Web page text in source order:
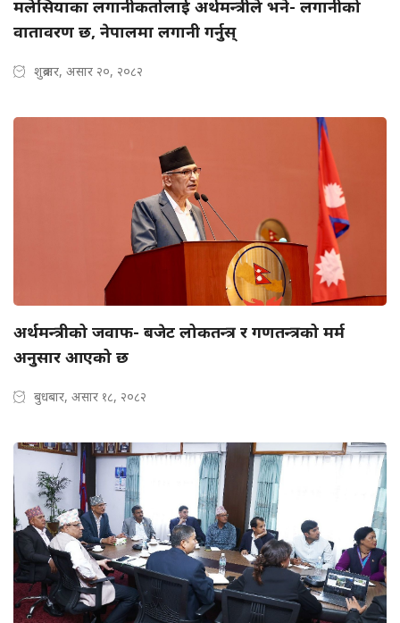
मलेसियाका लगानीकर्तालाई अर्थमन्त्रीले भने- लगानीको
वातावरण छ, नेपालमा लगानी गर्नुस्
शुक्रबार, असार २०, २०८२
अर्थमन्त्रीको जवाफ- बजेट लोकतन्त्र र गणतन्त्रको मर्म
अनुसार आएको छ
बुधबार, असार १८, २०८२